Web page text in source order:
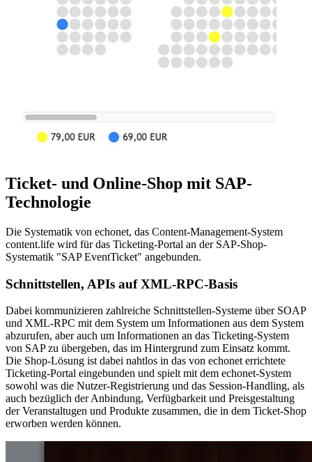
Ticket- und Online-Shop mit SAP-
Technologie
Die Systematik von echonet, das Content-Management-System
content.life wird für das Ticketing-Portal an der SAP-Shop-
Systematik "SAP EventTicket" angebunden.
Schnittstellen, APIs auf XML-RPC-Basis
Dabei kommunizieren zahlreiche Schnittstellen-Systeme über SOAP
und XML-RPC mit dem System um Informationen aus dem System
abzurufen, aber auch um Informationen an das Ticketing-System
von SAP zu übergeben, das im Hintergrund zum Einsatz kommt.
Die Shop-Lösung ist dabei nahtlos in das von echonet errichtete
Ticketing-Portal eingebunden und spielt mit dem echonet-System
sowohl was die Nutzer-Registrierung und das Session-Handling, als
auch bezüglich der Anbindung, Verfügbarkeit und Preisgestaltung
der Veranstaltugen und Produkte zusammen, die in dem Ticket-Shop
erworben werden können.